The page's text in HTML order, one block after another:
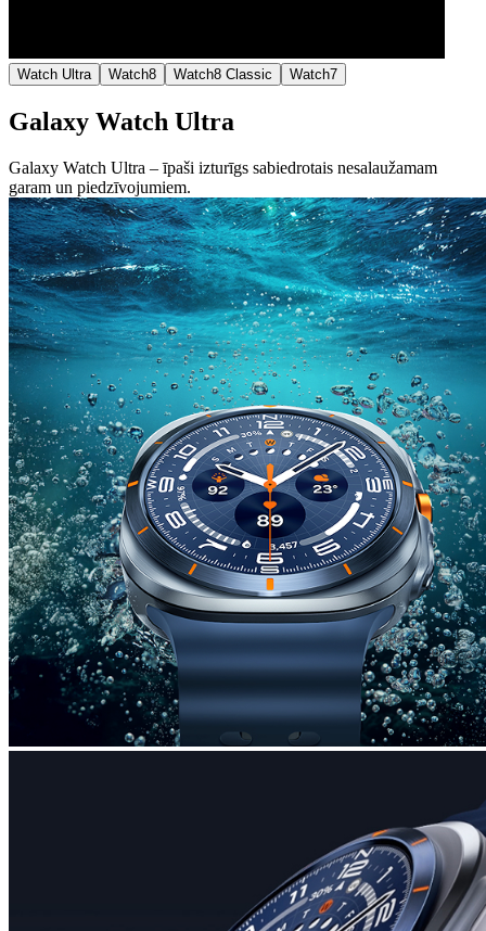
Watch Ultra Watch8 Watch8 Classic Watch7
Galaxy Watch Ultra
Galaxy Watch Ultra – īpaši izturīgs sabiedrotais nesalaužamam
garam un piedzīvojumiem.